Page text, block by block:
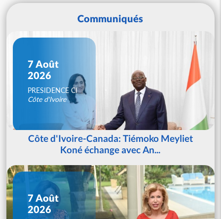
Communiqués
7 Août
2026
PRESIDENCE CI
Côte d'Ivoire
Côte d'Ivoire-Canada: Tiémoko Meyliet
Koné échange avec An...
7 Août
2026